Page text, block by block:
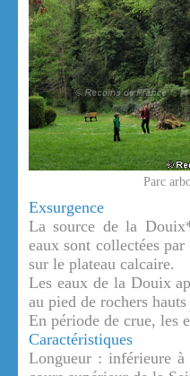
Parc
Exsurgence
La source de la
eaux sont collectées
sur le plateau calcaire.
Les eaux de la Douix
au pied de rochers
En période de crue, les
Caractéristiques
Longueur : inférieure